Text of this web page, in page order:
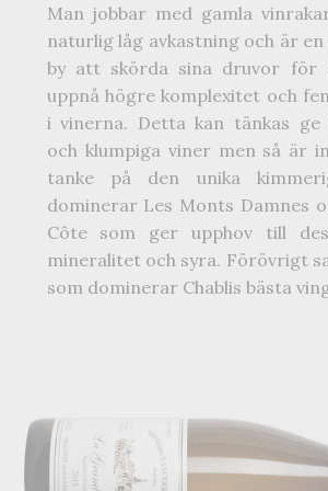
Man jobbar med gamla
naturlig låg avkastning och är en
by att skörda sina druvor för
uppnå högre komplexitet och
i vinerna. Detta kan tänkas ge
och klumpiga viner men så är
tanke på den unika
dominerar Les Monts Damnes
Côte som ger upphov till
mineralitet och syra. Förövrigt
som dominerar Chablis bästa